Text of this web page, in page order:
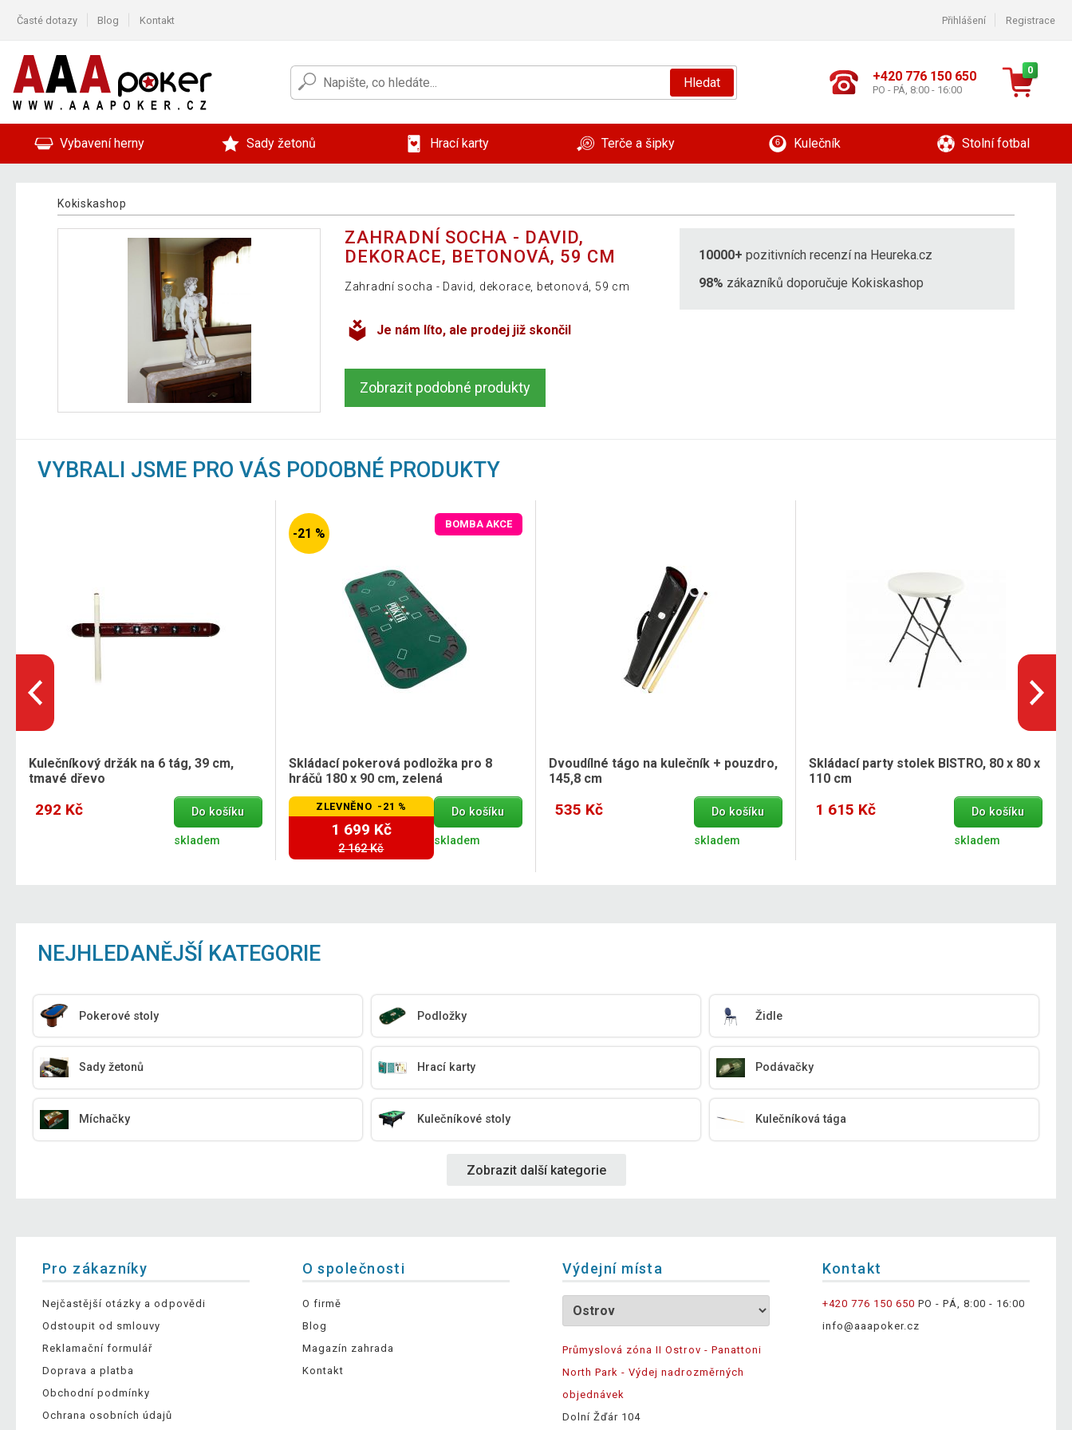
Časté dotazy Blog Kontakt Přihlášení Registrace
Hledat +420 776 150 650
PO - PÁ, 8:00 - 16:00
0
Vybavení herny Sady žetonů Hrací karty Terče a šipky Kulečník Stolní fotbal
Kokiskashop
ZAHRADNÍ SOCHA - DAVID,
DEKORACE, BETONOVÁ, 59 CM
Zahradní socha - David, dekorace, betonová, 59 cm
Je nám líto, ale prodej již skončil
Zobrazit podobné produkty
10000+ pozitivních recenzí na Heureka.cz
98% zákazníků doporučuje Kokiskashop
VYBRALI JSME PRO VÁS PODOBNÉ PRODUKTY
Kulečníkový držák na 6 tág, 39 cm,
tmavé dřevo
292 Kč Do košíku
skladem
-21 %
BOMBA AKCE
Skládací pokerová podložka pro 8
hráčů 180 x 90 cm, zelená
ZLEVNĚNO -21 %
1 699 Kč
2 162 Kč
Do košíku
skladem
Dvoudílné tágo na kulečník + pouzdro,
145,8 cm
535 Kč Do košíku
skladem
Skládací party stolek BISTRO, 80 x 80 x
110 cm
1 615 Kč Do košíku
skladem
NEJHLEDANĚJŠÍ KATEGORIE
Pokerové stoly Podložky Židle
Sady žetonů Hrací karty Podávačky
Míchačky Kulečníkové stoly Kulečníková tága
Zobrazit další kategorie
Pro zákazníky
Nejčastější otázky a odpovědi
Odstoupit od smlouvy
Reklamační formulář
Doprava a platba
Obchodní podmínky
Ochrana osobních údajů
O společnosti
O firmě
Blog
Magazín zahrada
Kontakt
Výdejní místa
Průmyslová zóna II Ostrov - Panattoni
North Park - Výdej nadrozměrných
objednávek
Dolní Žďár 104
Kontakt
+420 776 150 650 PO - PÁ, 8:00 - 16:00
info@aaapoker.cz